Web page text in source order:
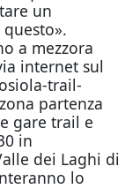
un
a mezzora
internet sul
trail-
partenza
gare trail e
in
dei Laghi di
lo